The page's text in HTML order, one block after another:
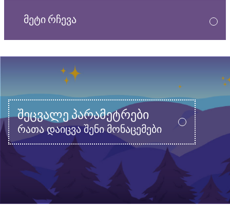
ᲛᲔᲢᲘ ᲠᲩᲔᲕᲐ
ᲨᲔᲪᲕᲐᲚᲔ ᲞᲐᲠᲐᲛᲔᲢᲠᲔᲑᲘ
რათა დაიცვა შენი მონაცემები